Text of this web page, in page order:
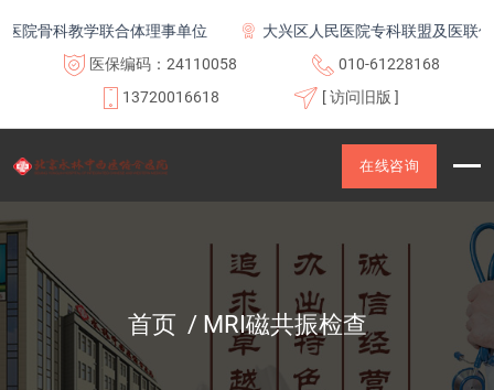
院骨科教学联合体理事单位
大兴区人民医院专科联盟及医联体
医保编码：24110058
010-61228168
13720016618
[ 访问旧版 ]
在线咨询
首页 MRI磁共振检查